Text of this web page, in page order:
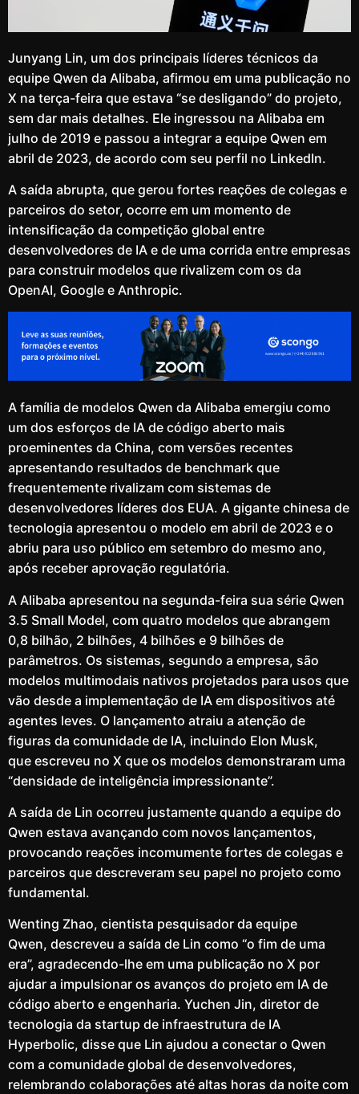
Junyang Lin, um dos principais líderes técnicos da
equipe Qwen da Alibaba, afirmou em uma publicação no
X na terça-feira que estava “se desligando” do projeto,
sem dar mais detalhes. Ele ingressou na Alibaba em
julho de 2019 e passou a integrar a equipe Qwen em
abril de 2023, de acordo com seu perfil no LinkedIn.
A saída abrupta, que gerou fortes reações de colegas e
parceiros do setor, ocorre em um momento de
intensificação da competição global entre
desenvolvedores de IA e de uma corrida entre empresas
para construir modelos que rivalizem com os da
OpenAI, Google e Anthropic.
A família de modelos Qwen da Alibaba emergiu como
um dos esforços de IA de código aberto mais
proeminentes da China, com versões recentes
apresentando resultados de benchmark que
frequentemente rivalizam com sistemas de
desenvolvedores líderes dos EUA. A gigante chinesa de
tecnologia apresentou o modelo em abril de 2023 e o
abriu para uso público em setembro do mesmo ano,
após receber aprovação regulatória.
A Alibaba apresentou na segunda-feira sua série Qwen
3.5 Small Model, com quatro modelos que abrangem
0,8 bilhão, 2 bilhões, 4 bilhões e 9 bilhões de
parâmetros. Os sistemas, segundo a empresa, são
modelos multimodais nativos projetados para usos que
vão desde a implementação de IA em dispositivos até
agentes leves. O lançamento atraiu a atenção de
figuras da comunidade de IA, incluindo Elon Musk,
que escreveu no X que os modelos demonstraram uma
“densidade de inteligência impressionante”.
A saída de Lin ocorreu justamente quando a equipe do
Qwen estava avançando com novos lançamentos,
provocando reações incomumente fortes de colegas e
parceiros que descreveram seu papel no projeto como
fundamental.
Wenting Zhao, cientista pesquisador da equipe
Qwen, descreveu a saída de Lin como “o fim de uma
era”, agradecendo-lhe em uma publicação no X por
ajudar a impulsionar os avanços do projeto em IA de
código aberto e engenharia. Yuchen Jin, diretor de
tecnologia da startup de infraestrutura de IA
Hyperbolic, disse que Lin ajudou a conectar o Qwen
com a comunidade global de desenvolvedores,
relembrando colaborações até altas horas da noite com